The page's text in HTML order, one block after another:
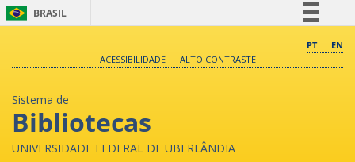
BRASIL
Comunica BR
PT
EN
ACESSIBILIDADE
ALTO CONTRASTE
Sistema de
Bibliotecas
UNIVERSIDADE FEDERAL DE UBERLÂNDIA